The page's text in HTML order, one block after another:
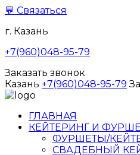
💬 Связаться
г. Казань
+7(960)048-95-79
Заказать звонок
Казань +7(960)048-95-79
ГЛАВНАЯ
КЕЙТЕРИНГ И
ФУРШЕТЫ/
СВАДЕБНЫЙ